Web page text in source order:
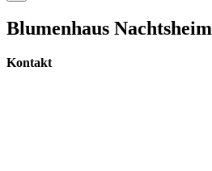
Blumenhaus Nachtsheim
Kontakt